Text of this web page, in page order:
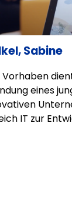
Sabine
Vorhaben
eines
IT zur